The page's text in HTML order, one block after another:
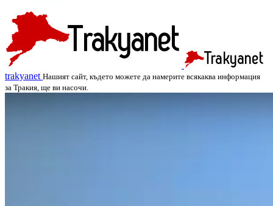
trakyanet Нашият сайт, където можете да намерите всякаква информация
за Тракия, ще ви насочи.